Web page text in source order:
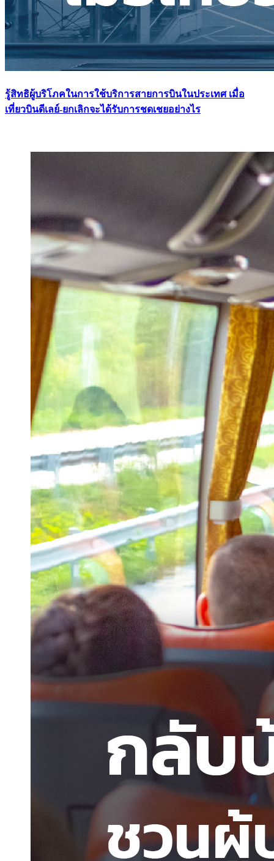
รู้สิทธิผู้บริโภคในการใช้บริการสายการบินในประเทศ เมื่อ
เที่ยวบินดีเลย์-ยกเลิกจะได้รับการชดเชยอย่างไร